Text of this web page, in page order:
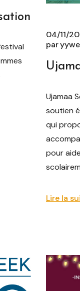
04/11/
par
Ujamaa
soutien
qui
pour
Lire la